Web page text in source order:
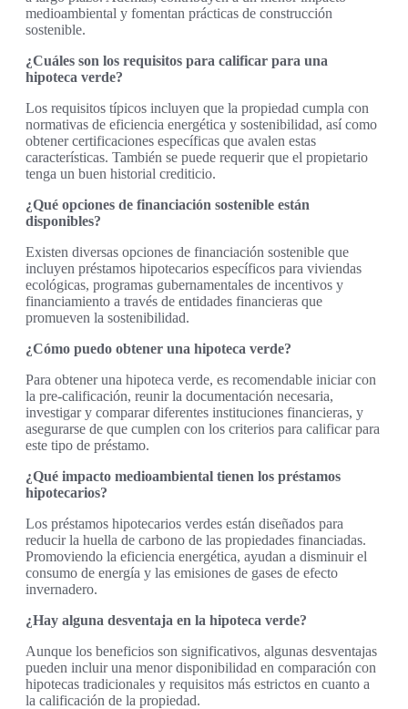
medioambiental y fomentan prácticas de construcción
sostenible.
¿Cuáles son los requisitos para calificar para una
hipoteca verde?
Los requisitos típicos incluyen que la propiedad cumpla con
normativas de eficiencia energética y sostenibilidad, así como
obtener certificaciones específicas que avalen estas
características. También se puede requerir que el propietario
tenga un buen historial crediticio.
¿Qué opciones de financiación sostenible están
disponibles?
Existen diversas opciones de financiación sostenible que
incluyen préstamos hipotecarios específicos para viviendas
ecológicas, programas gubernamentales de incentivos y
financiamiento a través de entidades financieras que
promueven la sostenibilidad.
¿Cómo puedo obtener una hipoteca verde?
Para obtener una hipoteca verde, es recomendable iniciar con
la pre-calificación, reunir la documentación necesaria,
investigar y comparar diferentes instituciones financieras, y
asegurarse de que cumplen con los criterios para calificar para
este tipo de préstamo.
¿Qué impacto medioambiental tienen los préstamos
hipotecarios?
Los préstamos hipotecarios verdes están diseñados para
reducir la huella de carbono de las propiedades financiadas.
Promoviendo la eficiencia energética, ayudan a disminuir el
consumo de energía y las emisiones de gases de efecto
invernadero.
¿Hay alguna desventaja en la hipoteca verde?
Aunque los beneficios son significativos, algunas desventajas
pueden incluir una menor disponibilidad en comparación con
hipotecas tradicionales y requisitos más estrictos en cuanto a
la calificación de la propiedad.